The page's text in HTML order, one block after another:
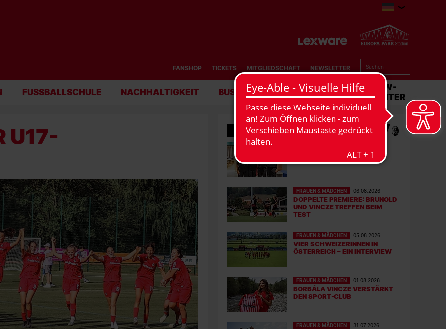
FANSHOP TICKETS MITGLIEDSCHAFT NEWSLETTER
FUSSBALLSCHULE NACHHALTIGKEIT BUSINESS STADION MATCHCENTER
U17-
MEHR NEWS
LISA KARL ALS KAPITÄNIN
BESTÄTIGT
FRAUEN & MÄDCHEN 06.08.2026
DOPPELTE PREMIERE: BRUNOLD
UND VINCZE TREFFEN BEIM
TEST
FRAUEN & MÄDCHEN 05.08.2026
VIER SCHWEIZERINNEN IN
ÖSTERREICH – EIN INTERVIEW
FRAUEN & MÄDCHEN 01.08.2026
BORBÁLA VINCZE VERSTÄRKT
DEN SPORT-CLUB
FRAUEN & MÄDCHEN 31.07.2026